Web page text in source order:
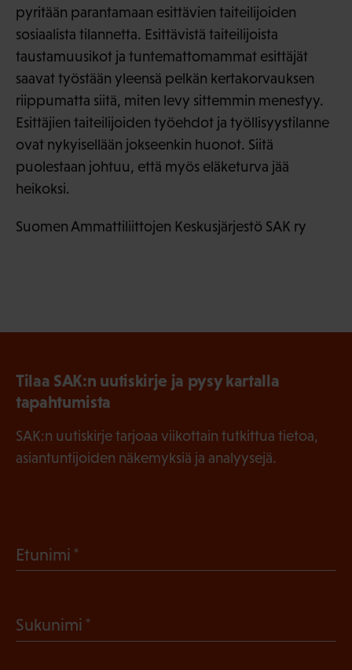
pyritään parantamaan esittävien taiteilijoiden
sosiaalista tilannetta. Esittävistä taiteilijoista
taustamuusikot ja tuntemattomammat esittäjät
saavat työstään yleensä pelkän kertakorvauksen
riippumatta siitä, miten levy sittemmin menestyy.
Esittäjien taiteilijoiden työehdot ja työllisyystilanne
ovat nykyisellään jokseenkin huonot. Siitä
puolestaan johtuu, että myös eläketurva jää
heikoksi.
Suomen Ammattiliittojen Keskusjärjestö SAK ry
Tilaa SAK:n uutiskirje ja pysy kartalla
tapahtumista
SAK:n uutiskirje tarjoaa viikottain tutkittua tietoa,
asiantuntijoiden näkemyksiä ja analyysejä.
Etunimi
Sukunimi
P